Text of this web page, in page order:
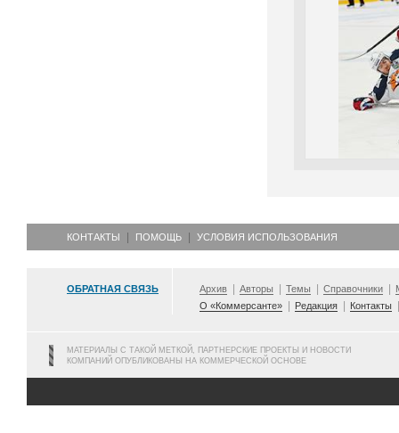
КОНТАКТЫ ПОМОЩЬ УСЛОВИЯ ИСПОЛЬЗОВАНИЯ
ОБРАТНАЯ СВЯЗЬ Архив Авторы Темы Справочники
О «Коммерсанте»
Редакция Контакты
МАТЕРИАЛЫ С ТАКОЙ МЕТКОЙ, ПАРТНЕРСКИЕ ПРОЕКТЫ И НОВОСТИ
КОМПАНИЙ ОПУБЛИКОВАНЫ НА КОММЕРЧЕСКОЙ ОСНОВЕ